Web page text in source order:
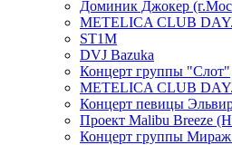
Доминик Джокер
METELICA CLUB
ST1M
DVJ Bazuka
Концерт группы "Слот"
METELICA CLUB
Концерт певицы
Проект Malibu Breeze
Концерт группы Мираж